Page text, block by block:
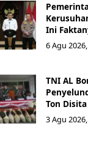
Ini
6 Agu
TNI AL
Ton
3 Agu